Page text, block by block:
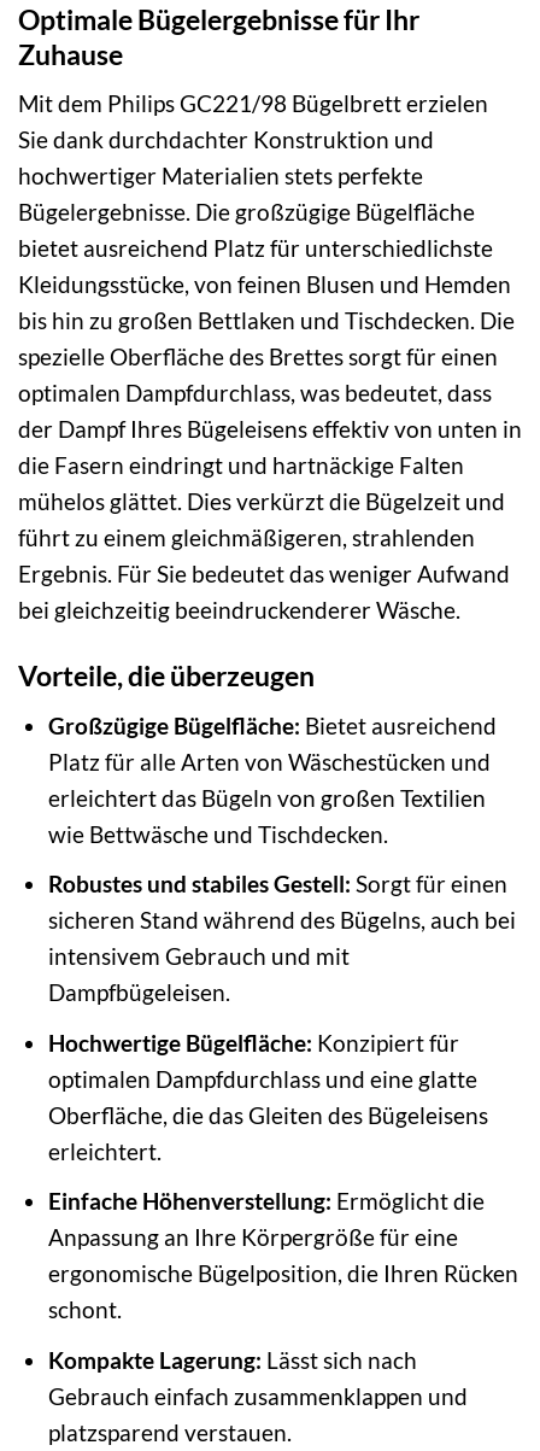
Optimale Bügelergebnisse für Ihr
Zuhause
Mit dem Philips GC221/98 Bügelbrett erzielen
Sie dank durchdachter Konstruktion und
hochwertiger Materialien stets perfekte
Bügelergebnisse. Die großzügige Bügelfläche
bietet ausreichend Platz für unterschiedlichste
Kleidungsstücke, von feinen Blusen und Hemden
bis hin zu großen Bettlaken und Tischdecken. Die
spezielle Oberfläche des Brettes sorgt für einen
optimalen Dampfdurchlass, was bedeutet, dass
der Dampf Ihres Bügeleisens effektiv von unten in
die Fasern eindringt und hartnäckige Falten
mühelos glättet. Dies verkürzt die Bügelzeit und
führt zu einem gleichmäßigeren, strahlenden
Ergebnis. Für Sie bedeutet das weniger Aufwand
bei gleichzeitig beeindruckenderer Wäsche.
Vorteile, die überzeugen
Großzügige Bügelfläche: Bietet ausreichend
Platz für alle Arten von Wäschestücken und
erleichtert das Bügeln von großen Textilien
wie Bettwäsche und Tischdecken.
Robustes und stabiles Gestell: Sorgt für einen
sicheren Stand während des Bügelns, auch bei
intensivem Gebrauch und mit
Dampfbügeleisen.
Hochwertige Bügelfläche: Konzipiert für
optimalen Dampfdurchlass und eine glatte
Oberfläche, die das Gleiten des Bügeleisens
erleichtert.
Einfache Höhenverstellung: Ermöglicht die
Anpassung an Ihre Körpergröße für eine
ergonomische Bügelposition, die Ihren Rücken
schont.
Kompakte Lagerung: Lässt sich nach
Gebrauch einfach zusammenklappen und
platzsparend verstauen.